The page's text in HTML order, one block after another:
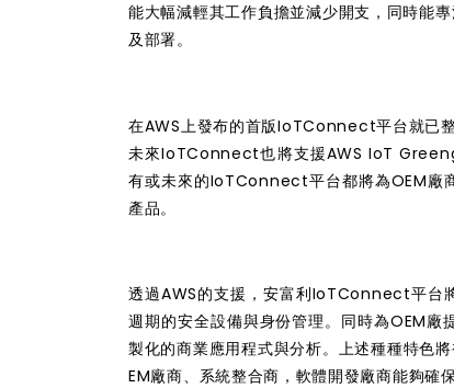
能大幅減輕其工作負擔並減少開支，同時能
及部署。
在AWS上發布的首版IoTConnect平台就已
未來IoTConnect也將支援AWS IoT
有或未來的IoTConnect平台都將為OEM廠
產品。
透過AWS的支援，安富利IoTConnect平台
週期的安全設備與身份管理。同時為OEM
製化的商業應用程式與分析。上述種種特色
EM廠商、系統整合商，軟體開發廠商能夠確